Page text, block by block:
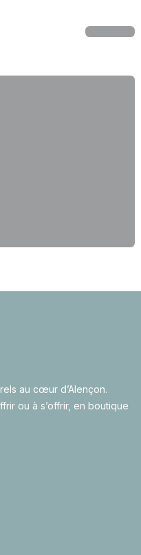
au cœur d’Alençon.
ou à s’offrir, en boutique